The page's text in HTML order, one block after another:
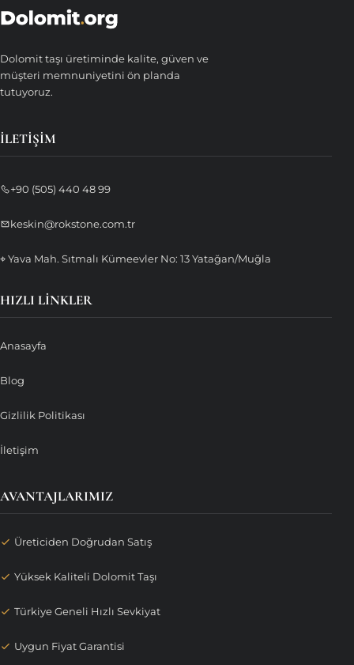
Dolomit taşı üretiminde kalite, güven ve
müşteri memnuniyetini ön planda
tutuyoruz.
İLETIŞIM
+90 (505) 440 48 99
keskin@rokstone.com.tr
⌖ Yava Mah. Sıtmalı Kümeevler No: 13 Yatağan/Muğla
HIZLI LINKLER
Anasayfa
Blog
Gizlilik Politikası
İletişim
AVANTAJLARIMIZ
Üreticiden Doğrudan Satış
Yüksek Kaliteli Dolomit Taşı
Türkiye Geneli Hızlı Sevkiyat
Uygun Fiyat Garantisi